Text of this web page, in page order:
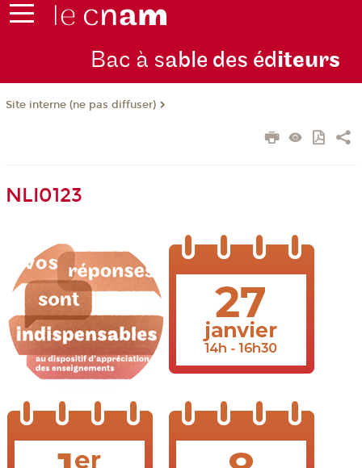
Bac à sable des éditeurs
Site interne (ne pas diffuser)
NLI0123